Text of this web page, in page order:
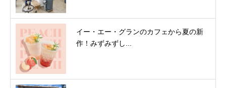
イー・エー・グランのカフェから夏の新
作！みずみずし...